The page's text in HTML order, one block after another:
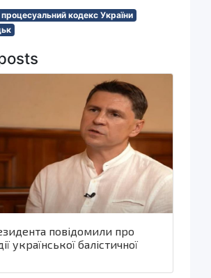
кодекс України
повідомили про
української балістичної